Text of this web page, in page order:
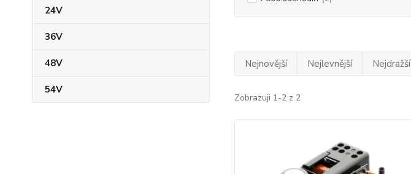
24V
36V
48V
54V
Nejnovější Nejlevnější Nejdražší
Zobrazuji 1-2 z 2